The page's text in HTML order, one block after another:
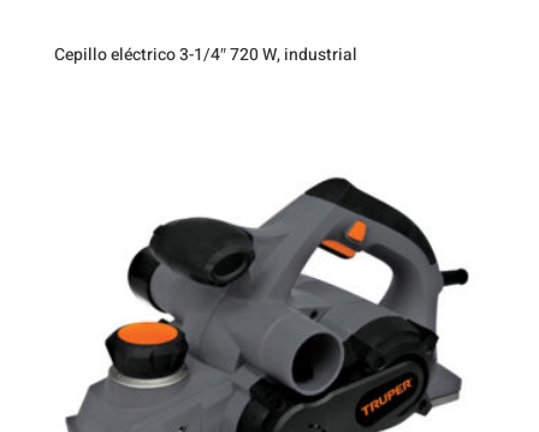
Cepillo eléctrico 3-1/4″ 720 W, industrial